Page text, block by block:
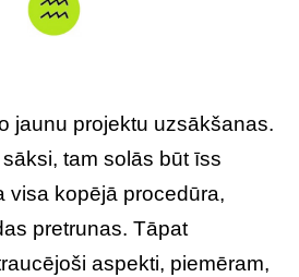
jaunu projektu uzsākšanas.
tam solās būt īss
visa kopējā procedūra,
pretrunas. Tāpat
aspekti, piemēram,